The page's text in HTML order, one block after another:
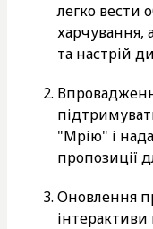
легко вести
харчування,
та настрій
"Мрію" і
пропозиції
Оновлення